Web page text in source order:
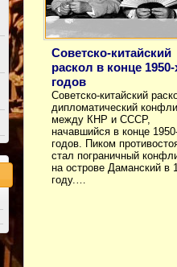
Советско-китайский
раскол в конце 1950-
годов
Советско-китайский
дипломатический
между КНР и СССР,
начавшийся в конце
годов. Пиком
стал пограничный
на острове Даманский в
году.…